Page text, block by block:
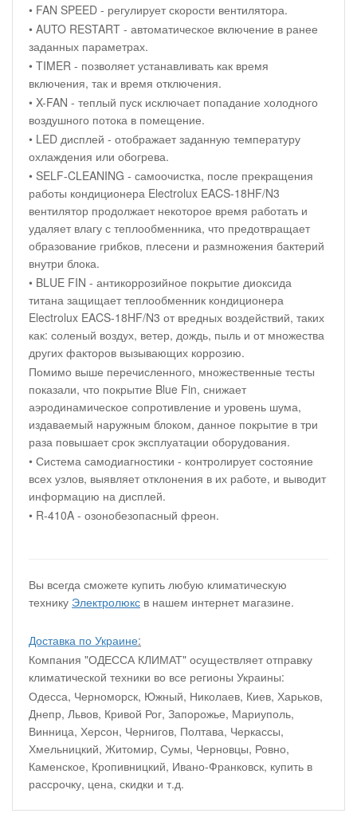
• FAN SPEED - регулирует скорости вентилятора.
• AUTO RESTART - автоматическое включение в ранее
заданных параметрах.
• TIMER - позволяет устанавливать как время
включения, так и время отключения.
• X-FAN - теплый пуск исключает попадание холодного
воздушного потока в помещение.
• LED дисплей - отображает заданную температуру
охлаждения или обогрева.
• SELF-CLEANING - самоочистка, после прекращения
работы кондиционера Electrolux EACS-18HF/N3
вентилятор продолжает некоторое время работать и
удаляет влагу с теплообменника, что предотвращает
образование грибков, плесени и размножения бактерий
внутри блока.
• BLUE FIN - антикоррозийное покрытие диоксида
титана защищает теплообменник кондиционера
Electrolux EACS-18HF/N3 от вредных воздействий, таких
как: соленый воздух, ветер, дождь, пыль и от множества
других факторов вызывающих коррозию.
Помимо выше перечисленного, множественные тесты
показали, что покрытие Blue Fin, снижает
аэродинамическое сопротивление и уровень шума,
издаваемый наружным блоком, данное покрытие в три
раза повышает срок эксплуатации оборудования.
• Система самодиагностики - контролирует состояние
всех узлов, выявляет отклонения в их работе, и выводит
информацию на дисплей.
• R-410A - озонобезопасный фреон.
Вы всегда сможете купить любую климатическую
технику Электролюкс в нашем интернет магазине.
Доставка по Украине:
Компания "ОДЕССА КЛИМАТ" осуществляет отправку
климатической техники во все регионы Украины:
Одесса, Черноморск, Южный, Николаев, Киев, Харьков,
Днепр, Львов, Кривой Рог, Запорожье, Мариуполь,
Винница, Херсон, Чернигов, Полтава, Черкассы,
Хмельницкий, Житомир, Сумы, Черновцы, Ровно,
Каменское, Кропивницкий, Ивано-Франковск, купить в
рассрочку, цена, скидки и т.д.